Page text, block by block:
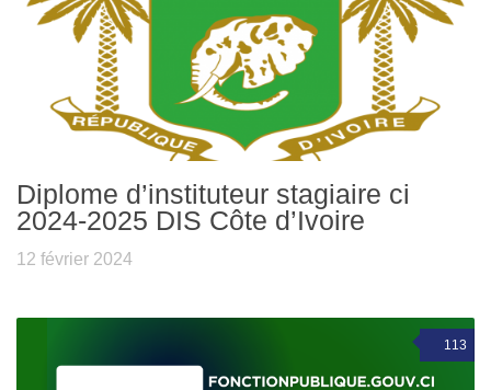
Diplome d’instituteur stagiaire ci
2024-2025 DIS Côte d’Ivoire
12 février 2024
113